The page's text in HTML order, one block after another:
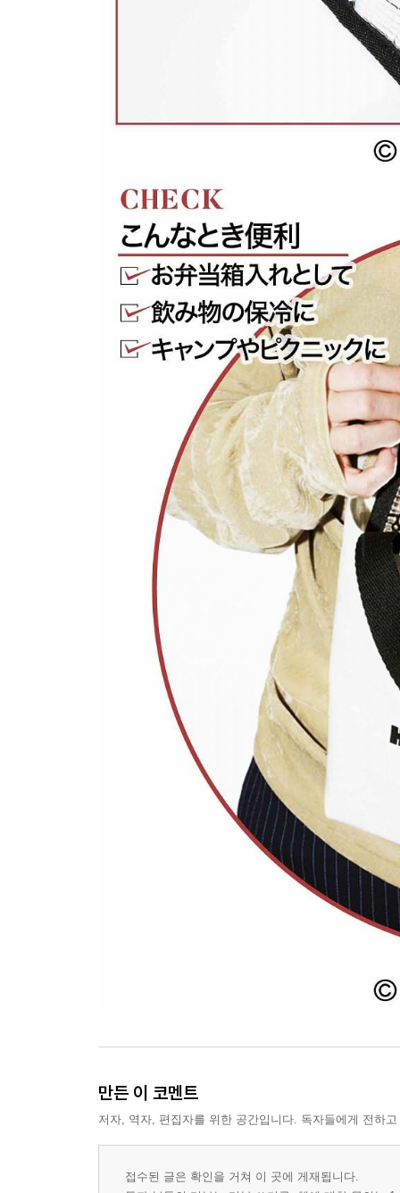
만든 이 코멘트
저자, 역자, 편집자를 위한 공간입니다. 독자들에게 전하
접수된 글은 확인을 거쳐 이 곳에 게재됩니다.